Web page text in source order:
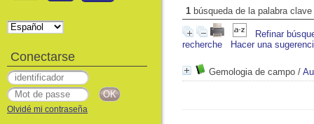
1 búsqueda de la palabra clave
Refinar
recherche
Hacer una
Gemologia de campo /
Conectarse
Olvidé mi contraseña